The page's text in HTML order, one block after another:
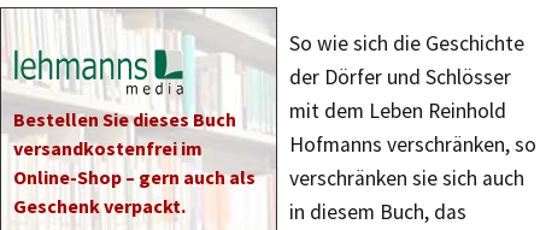
Bestellen Sie dieses Buch
versandkostenfrei im
Online-Shop – gern auch als
Geschenk verpackt.
So wie sich die Geschichte
der Dörfer und Schlösser
mit dem Leben Reinhold
Hofmanns verschränken, so
verschränken sie sich auch
in diesem Buch, das